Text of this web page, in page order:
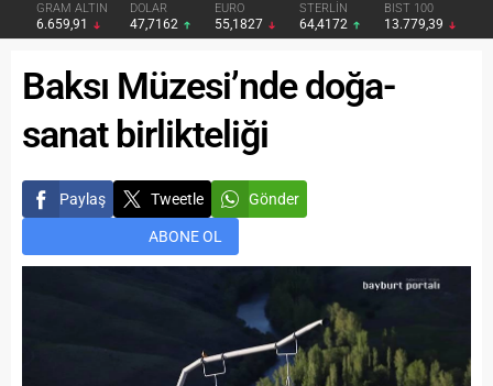
GRAM ALTIN
6.659,91
DOLAR
47,7162
EURO
55,1827
STERLİN
64,4172
BIST 100
13.779,39
Baksı Müzesi’nde doğa-
sanat birlikteliği
Paylaş Tweetle Gönder
ABONE OL